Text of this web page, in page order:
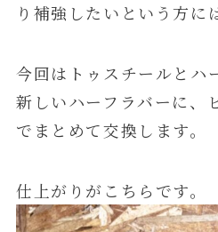
り補強したいという方に
今回はトゥスチールとハ
新しいハーフラバーに、
でまとめて交換します。
仕上がりがこちらです。